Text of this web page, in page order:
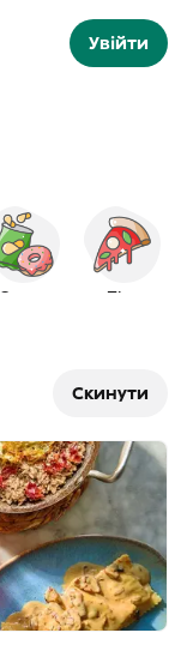
Увійти
Снеки Піца
Скинути